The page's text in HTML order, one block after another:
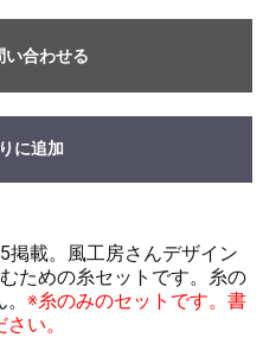
い合わせる
に追加
掲載。風工房さんデザイン
ための糸セットです。糸の
※糸のみのセットです。書
い。